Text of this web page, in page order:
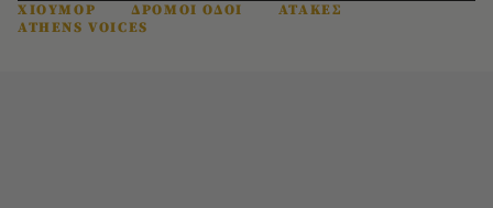
ΧΙΟΥΜΟΡ ΔΡΟΜΟΙ ΟΔΟΙ
ΑΤΑΚΕΣ
ATHENS VOICES